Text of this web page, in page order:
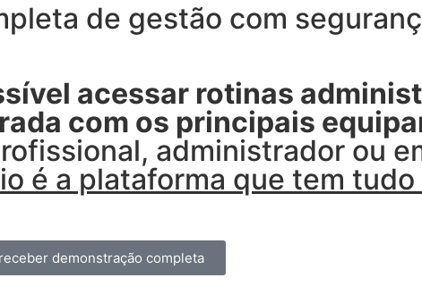
de gestão com
acessar rotinas
com os principais
administrador ou
é a plataforma que tem tudo
receber demonstração completa